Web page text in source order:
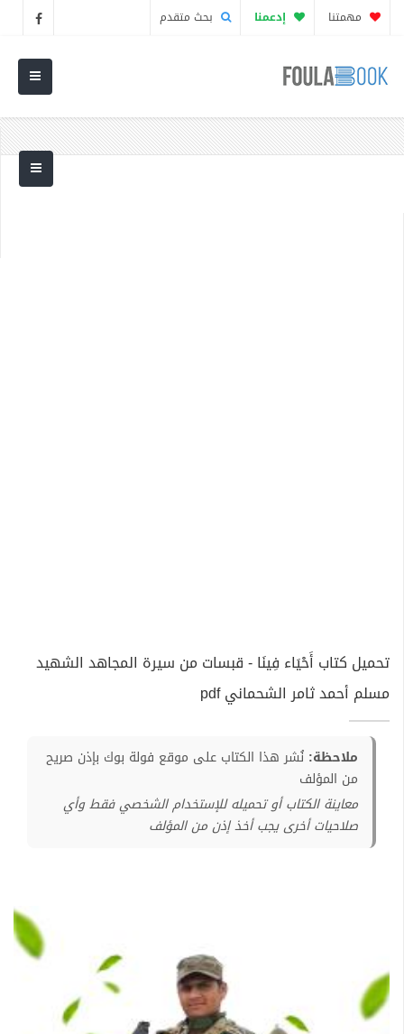
مهمتنا إدعمنا بحث متقدم
تحميل كتاب أَحْيَاء فِينَا - قبسات من سيرة المجاهد الشهيد
مسلم أحمد ثامر الشحماني pdf
ملاحظة: نُشر هذا الكتاب على موقع فولة بوك بإذن صريح
من المؤلف
معاينة الكتاب أو تحميله للإستخدام الشخصي فقط وأي
صلاحيات أخرى يجب أخذ إذن من المؤلف